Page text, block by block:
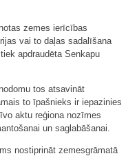
zemes ierīcības
vai to daļas sadalīšana
apdraudēta Senkapu
tos atsavināt
to īpašnieks ir iepazinies
aktu reģiona nozīmes
un saglabāšanai.
nostiprināt zemesgrāmatā